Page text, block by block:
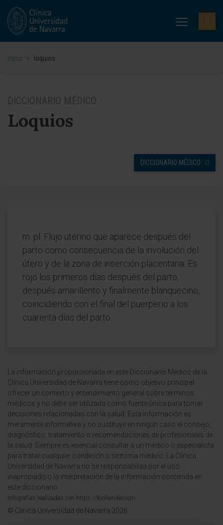
Inicio > loquios
DICCIONARIO MÉDICO
Loquios
DICCIONARIO MÉDICO
m. pl. Flujo uterino que aparece después del
parto como consecuencia de la involución del
útero y de la zona de inserción placentaria. Es
rojo los primeros días después del parto,
después amarillento y finalmente blanquecino,
coincidiendo con el final del puerperio a los
cuarenta días del parto.
La información proporcionada en este Diccionario Médico de la
Clínica Universidad de Navarra tiene como objetivo principal
ofrecer un contexto y entendimiento general sobre términos
médicos y no debe ser utilizada como fuente única para tomar
decisiones relacionadas con la salud. Esta información es
meramente informativa y no sustituye en ningún caso el consejo,
diagnóstico, tratamiento o recomendaciones de profesionales de
la salud. Siempre es esencial consultar a un médico o especialista
para tratar cualquier condición o síntoma médico. La Clínica
Universidad de Navarra no se responsabiliza por el uso
inapropiado o la interpretación de la información contenida en
este diccionario.
Infografías realizadas con https://BioRender.com
© Clínica Universidad de Navarra 2026